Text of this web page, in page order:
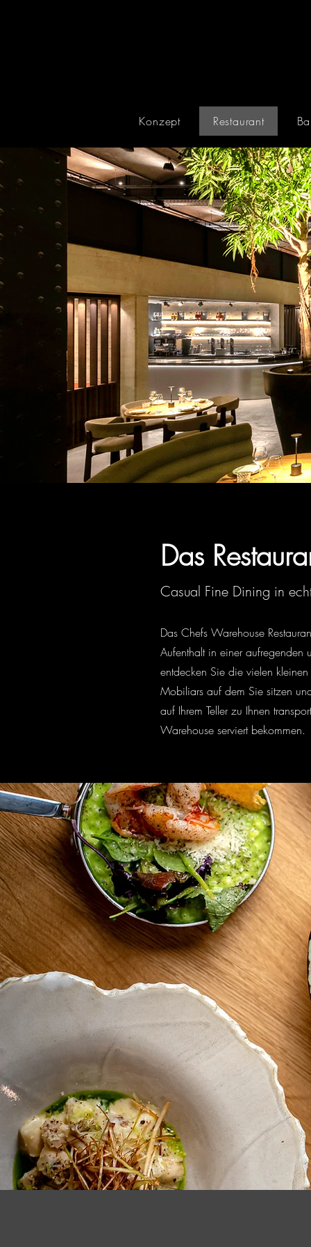
Konzept Restaurant
Das
Casual Fine Dining in
Das Chefs Warehouse
Aufenthalt in einer
entdecken Sie die vielen
Mobiliars auf dem Sie sitzen
auf Ihrem Teller zu Ihnen
Warehouse serviert bekommen.